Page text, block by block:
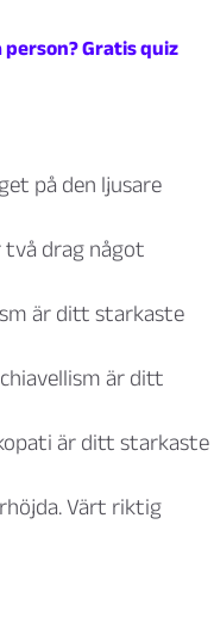
Gratis quiz
på den ljusare
drag något
är ditt starkaste
är ditt
är ditt starkaste
Värt riktig